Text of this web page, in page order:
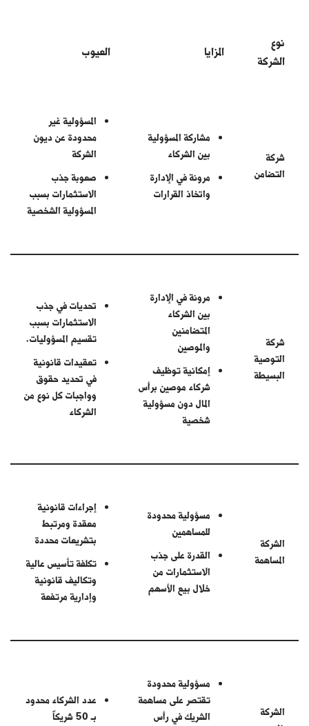
نوع
الشركة
المزايا العيوب
شركة
التضامن
مشاركة المسؤولية
بين الشركاء
مرونة في الإدارة
واتخاذ القرارات
المسؤولية غير
محدودة عن ديون
الشركة
صعوبة جذب
الاستثمارات بسبب
المسؤولية الشخصية
شركة
التوصية
البسيطة
مرونة في الإدارة
بين الشركاء
المتضامنين
والموصين
إمكانية توظيف
شركاء موصين برأس
المال دون مسؤولية
شخصية
تحديات في جذب
الاستثمارات بسبب
تقسيم المسؤوليات.
تعقيدات قانونية
في تحديد حقوق
وواجبات كل نوع من
الشركاء
الشركة
المساهمة
مسؤولية محدودة
للمساهمين
القدرة على جذب
الاستثمارات من
خلال بيع الأسهم
إجراءات قانونية
معقدة ومرتبط
بتشريعات محددة
تكلفة تأسيس عالية
وتكاليف قانونية
وإدارية مرتفعة
الشركة
مسؤولية محدودة
تقتصر على مساهمة
الشريك في رأس
عدد الشركاء محدود
بـ 50 شريكاً